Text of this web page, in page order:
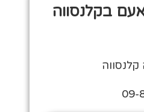
בקלנסווה